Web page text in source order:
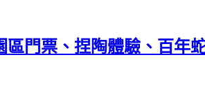
門票、捏陶體驗、百年